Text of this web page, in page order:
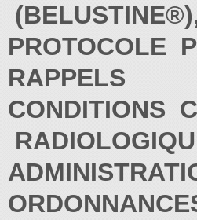
PROTOCOLE
RAPPELS
CONDITIONS